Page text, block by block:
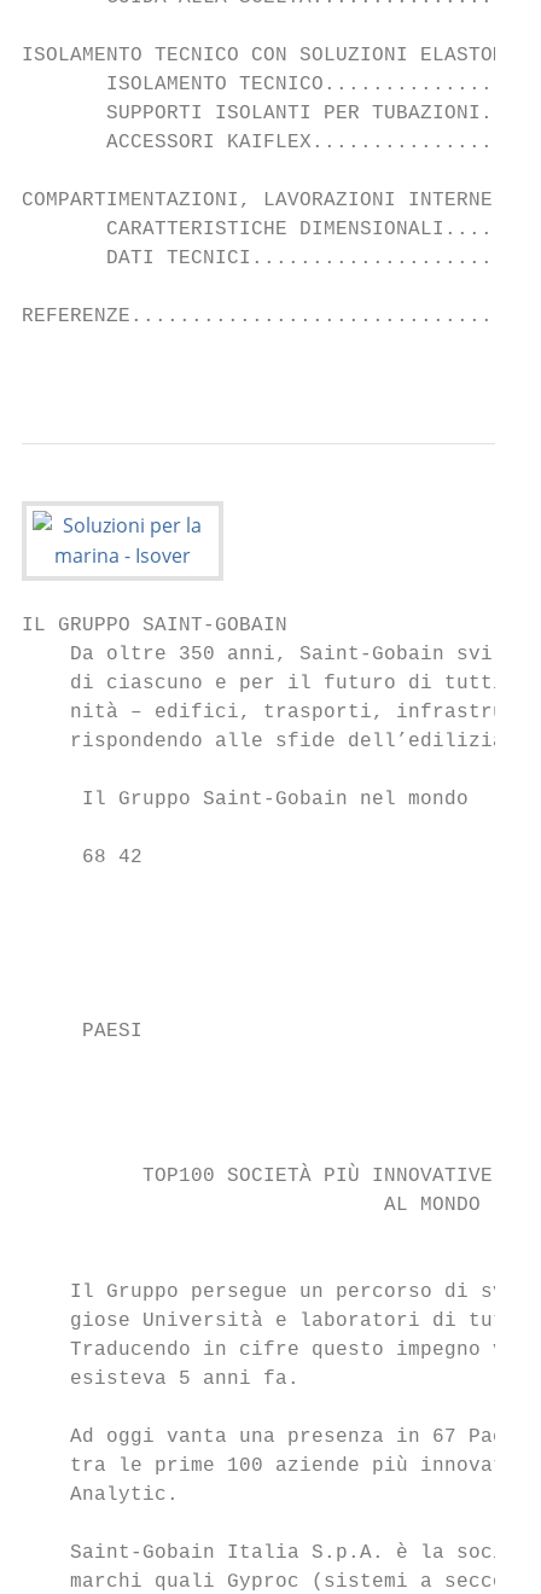
ISOLAMENTO TECNICO CON
ISOLAMENTO
SUPPORTI ISOLANTI PER
ACCESSORI
COMPARTIMENTAZIONI, LAVORAZIONI
CARATTERISTICHE
DATI
IL GRUPPO SAINT-GOBAIN
Da oltre 350 anni, Saint-Gobain
di ciascuno e per il futuro di tutti.
nità – edifici, trasporti,
rispondendo alle sfide dell’edilizia
     Il Gruppo Saint-Gobain nel mondo
68 42
PAESI
          TOP100 SOCIETÀ PIÙ INNOVATIVE
AL MONDO
Il Gruppo persegue un percorso di
giose Università e laboratori di tutto
Traducendo in cifre questo impegno
    esisteva 5 anni fa.
Ad oggi vanta una presenza in 67
tra le prime 100 aziende più
    Analytic.
Saint-Gobain Italia S.p.A. è la
marchi quali Gyproc (sistemi a secco